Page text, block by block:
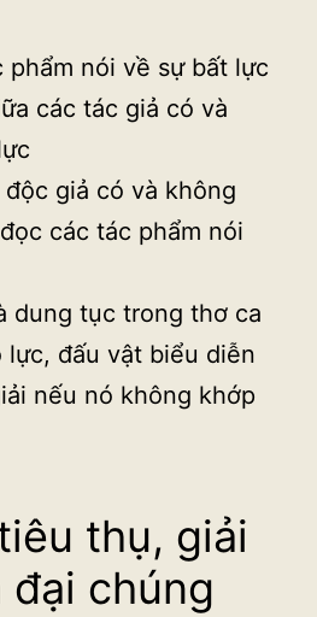
phẩm nói về sự bất lực
các tác giả có và
giả có và không
các tác phẩm nói
dung tục trong thơ ca
lực, đấu vật biểu diễn
nếu nó không khớp
thụ, giải
đại chúng